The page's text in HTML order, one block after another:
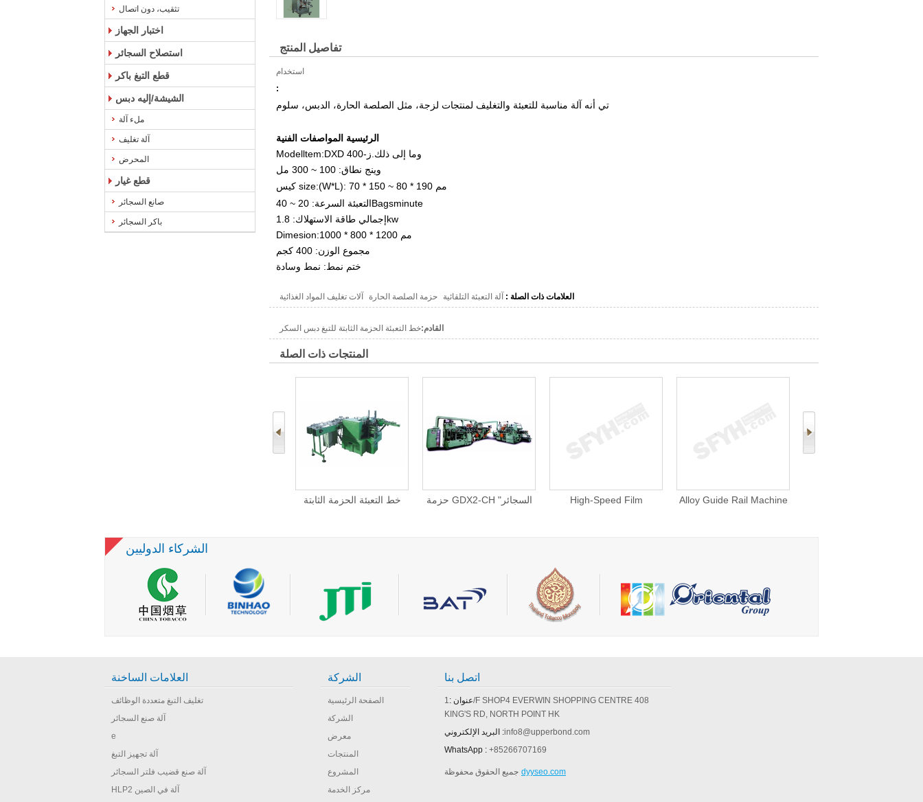
تثقيب، دون اتصال
اختبار الجهاز
استصلاح السجائر
قطع التبغ باكر
الشيشة/إليه دبس
ملء آلة
آلة تغليف
المحرض
قطع غيار
صانع السجائر
باكر السجائر
تفاصيل المنتج
استخدام
:
تي أنه آلة مناسبة للتعبئة والتغليف لمنتجات لزجة، مثل الصلصة الحارة، الدبس، سلوم
الرئيسية المواصفات الفنية
Modelltem:DXD وما إلى ذلك.ز-400
وينج نطاق: 100 ~ 300 مل
كيس size:(W*L):
70 * 150 ~ 80 * 190 مم
التعبئة السرعة: 20 ~ 40Bagsminute
إجمالي طاقة الاستهلاك: 1.8kw
Dimesion:1000 * 800 * 1200 مم
مجموع الوزن: 400 كجم
ختم نمط: نمط وسادة
العلامات ذات الصلة : آلة التعبئة التلقائية حزمة الصلصة الحارة آلات تغليف المواد الغذائية
القادم:خط التعبئة الحزمة الثابتة للتبغ دبس السكر
المنتجات ذات الصلة
خط التعبئة الحزمة الثابتة
حزمة GDX2-CH "السجائر
High-Speed Film
Alloy Guide Rail Machine
الشركاء الدوليين
العلامات الساخنة
تغليف التبغ متعددة الوظائف
آلة صنع السجائر
e
آلة تجهيز التبغ
آلة صنع قضيب فلتر السجائر
HLP2 آلة في الصين
الشركة
الصفحة الرئيسية
الشركة
معرض
المنتجات
المشروع
مركز الخدمة
اتصل بنا
عنوان :1/F SHOP4 EVERWIN SHOPPING CENTRE 408
KING'S RD, NORTH POINT HK
البريد الإلكتروني :info8@upperbond.com
WhatsApp : +85266707169
جميع الحقوق محفوظة dyyseo.com